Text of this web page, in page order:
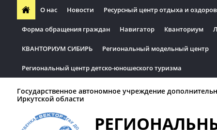
О нас Новости Ресурсный центр отдыха и
Форма обращения граждан Навигатор Кванториум
КВАНТОРИУМ СИБИРЬ Региональный модельный центр
Региональный центр детско-юношеского туризма
Государственное автономное учреждение
Иркутской области